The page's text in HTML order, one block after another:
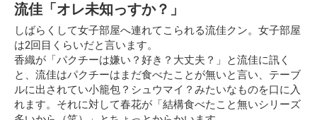
流佳「オレ未知っすか？」
しばらくして女子部屋へ連れてこられる流佳クン。女子部屋
は2回目くらいだと言います。
香織が「パクチーは嫌い？好き？大丈夫？」と流佳に訊く
と、流佳はパクチーはまだ食べたことが無いと言い、テーブ
ルに出されてい小籠包？シュウマイ？みたいなものを口に入
れます。それに対して春花が 「結構食べたこと無いシリーズ